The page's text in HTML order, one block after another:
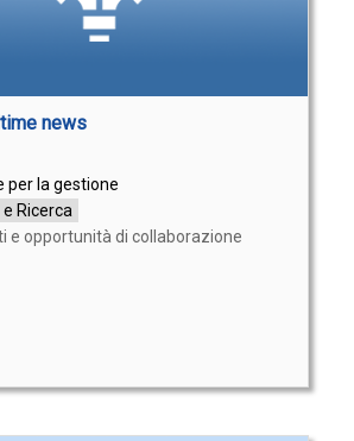
news
per la gestione
Ricerca
e opportunità di collaborazione